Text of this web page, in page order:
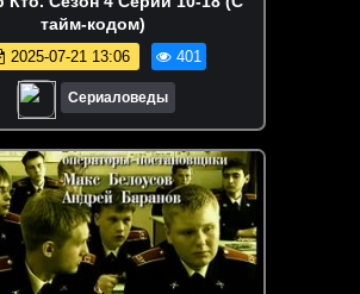
тайм-кодом)
2025-07-21 13:06 401
Сериаловеды